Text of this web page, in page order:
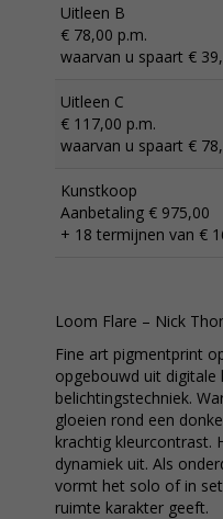
Uitleen B
€ 78,00 p.m.
waarvan u spaart €
Uitleen C
€ 117,00 p.m.
waarvan u spaart €
Kunstkoop
Aanbetaling € 975,00
+ 18 termijnen van €
Loom Flare – Nick
Fine art pigmentprint
opgebouwd uit digitale
belichtingstechniek.
gloeien rond een
krachtig kleurcontrast.
dynamiek uit. Als
vormt het solo of in
ruimte karakter geeft.